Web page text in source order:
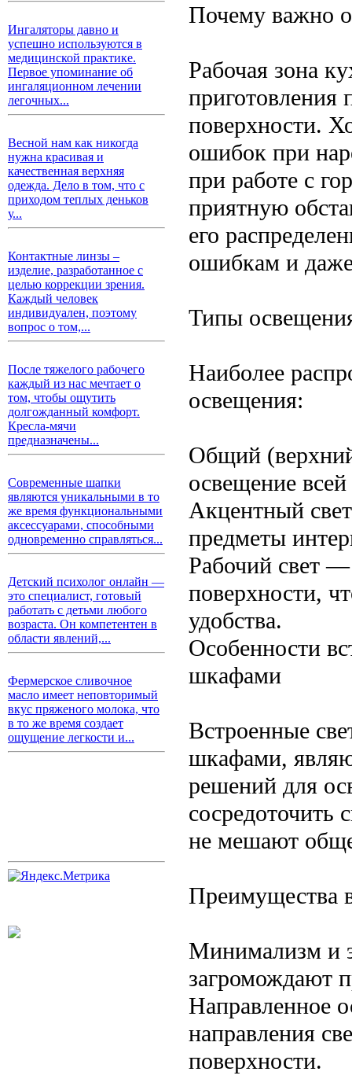
Ингаляторы давно и
успешно используются в
медицинской практике.
Первое упоминание об
ингаляционном лечении
легочных...
Весной нам как никогда
нужна красивая и
качественная верхняя
одежда. Дело в том, что с
приходом теплых деньков
у...
Контактные линзы –
изделие, разработанное с
целью коррекции зрения.
Каждый человек
индивидуален, поэтому
вопрос о том,...
После тяжелого рабочего
каждый из нас мечтает о
том, чтобы ощутить
долгожданный комфорт.
Кресла-мячи
предназначены...
Современные шапки
являются уникальными в то
же время функциональными
аксессуарами, способными
одновременно справляться...
Детский психолог онлайн —
это специалист, готовый
работать с детьми любого
возраста. Он компетентен в
области явлений,...
Фермерское сливочное
масло имеет неповторимый
вкус пряженого молока, что
в то же время создает
ощущение легкости и...
Почему важно
Рабочая зона
приготовления
поверхности.
ошибок при
при работе с
приятную
его
ошибкам и
Типы
Наиболее
освещения:
Общий
освещение
Акцентный
предметы
Рабочий свет —
поверхности,
удобства.
Особенности
шкафами
Встроенные
шкафами,
решений для
сосредоточить
не мешают
Преимущества
Минимализм и
загромождают
Направленное
направления
поверхности.